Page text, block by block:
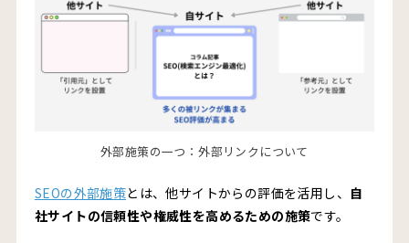
外部施策の一つ：外部リンクについて
SEOの外部施策とは、他サイトからの評価を活用し、 自
社サイトの信頼性や権威性を高めるための施策です。